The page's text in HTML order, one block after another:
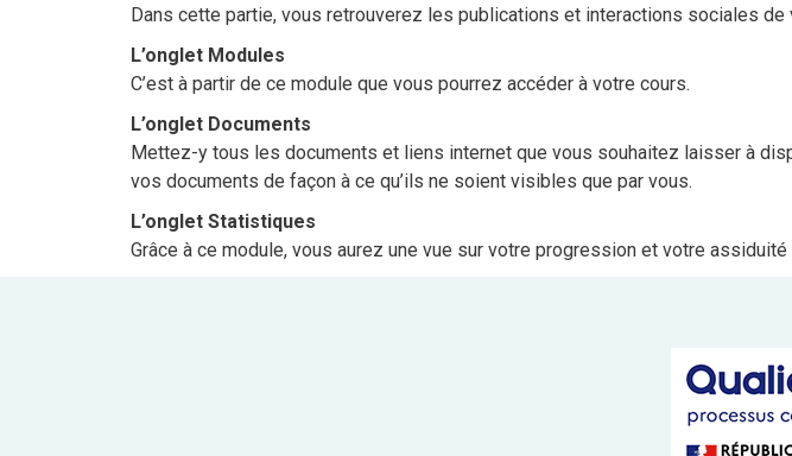
Dans cette partie, vous retrouverez les publications et interactions sociales
L’onglet Modules
C’est à partir de ce module que vous pourrez accéder à votre cours.
L’onglet Documents
Mettez-y tous les documents et liens internet que vous souhaitez laisser à
vos documents de façon à ce qu’ils ne soient visibles que par vous.
L’onglet Statistiques
Grâce à ce module, vous aurez une vue sur votre progression et votre